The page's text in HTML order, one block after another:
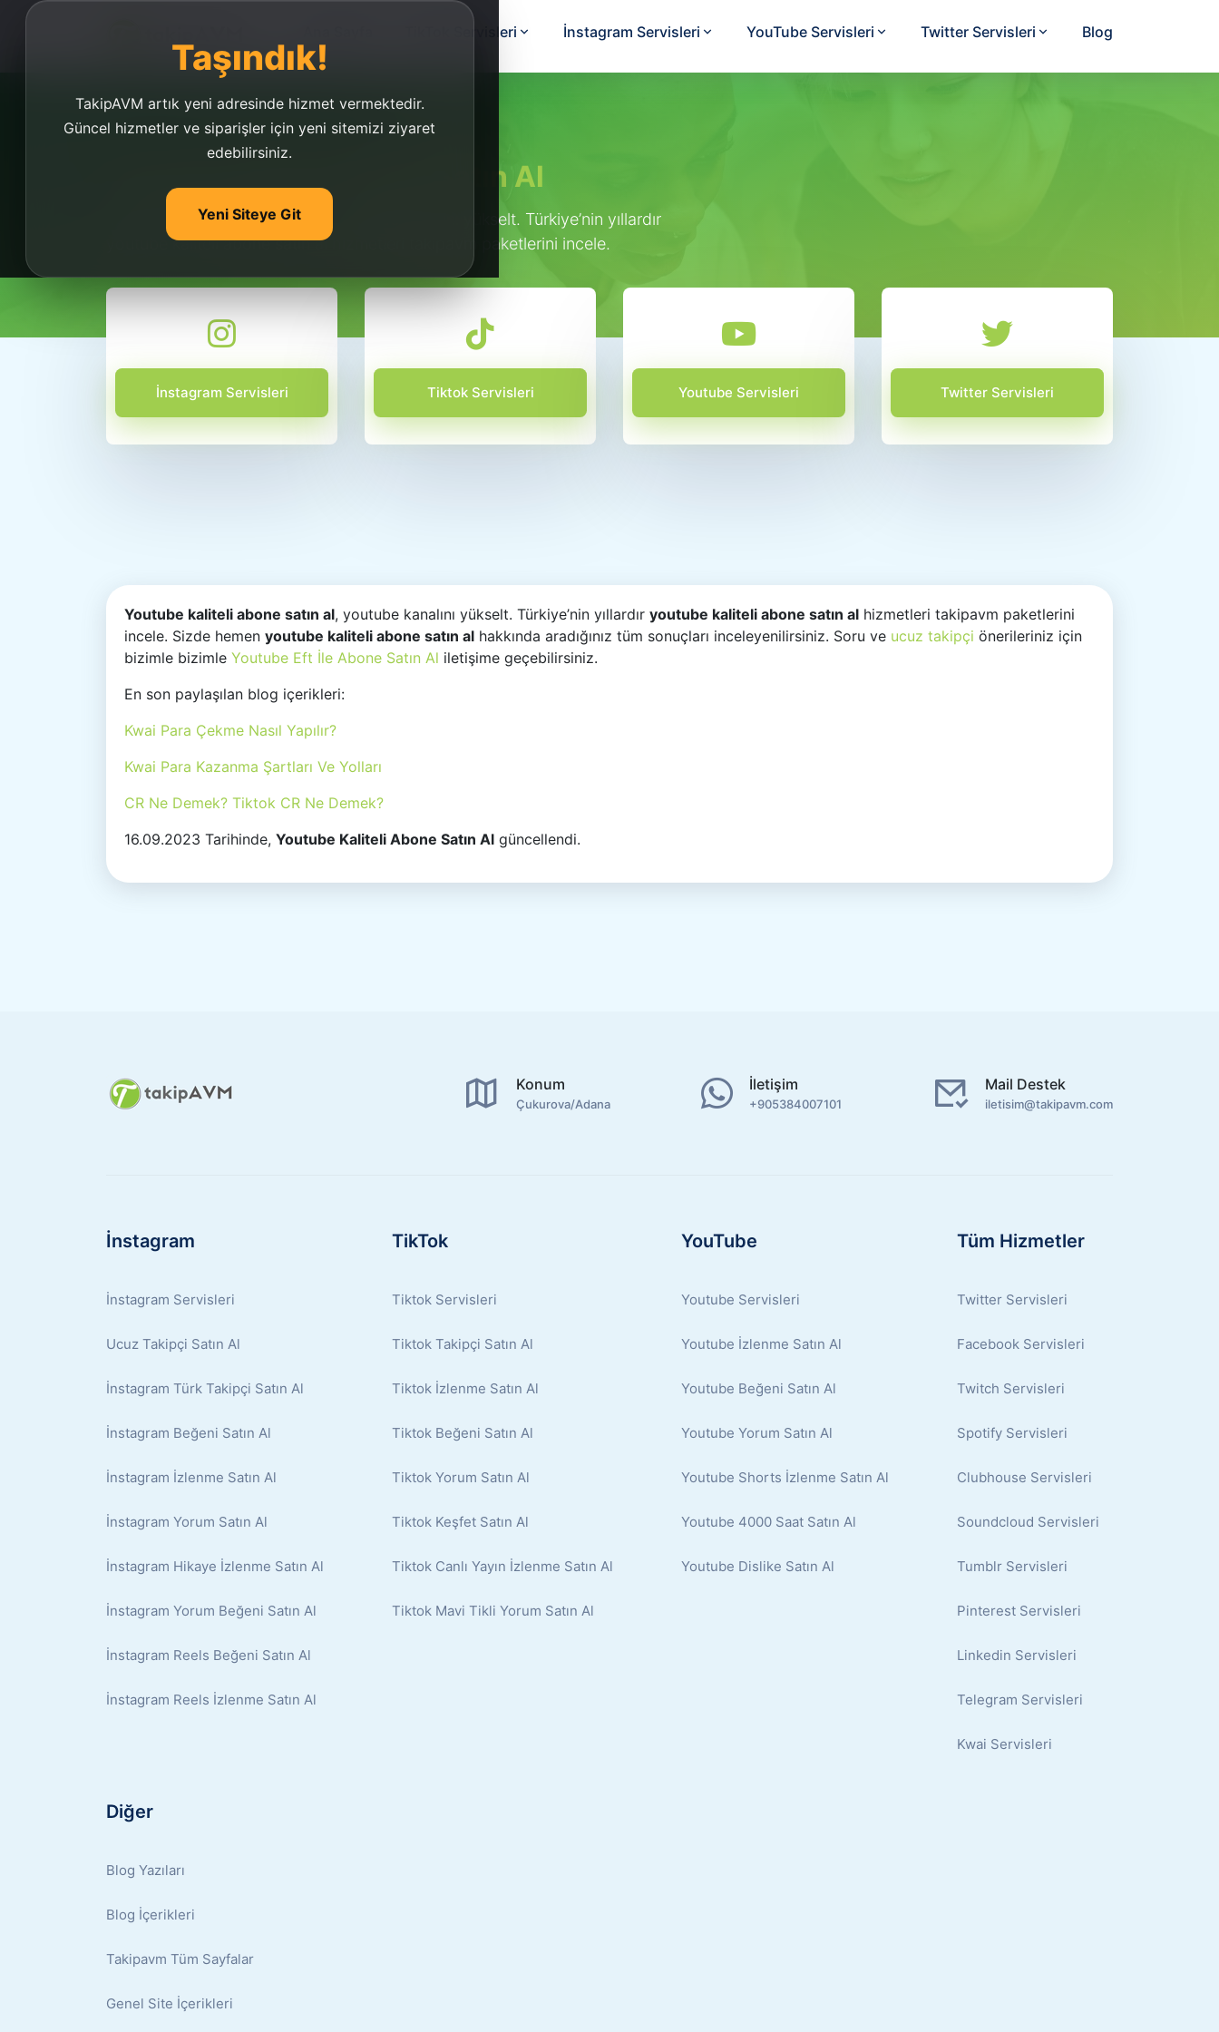
Taşındık!
TakipAVM artık yeni adresinde hizmet vermektedir.
Güncel hizmetler ve siparişler için yeni sitemizi ziyaret
edebilirsiniz.
Yeni Siteye Git
TikTok Servisleri İnstagram Servisleri YouTube Servisleri Twitter Servisleri Blog
Youtube Kaliteli Abone Satın Al
Youtube kaliteli abone satın al, youtube kanalını yükselt. Türkiye’nin yıllardır
youtube kaliteli abone satın al hizmetleri takipavm paketlerini incele.
İnstagram Servisleri Tiktok Servisleri Youtube Servisleri Twitter Servisleri
Youtube kaliteli abone satın al, youtube kanalını yükselt. Türkiye’nin yıllardır youtube kaliteli abone satın al hizmetleri takipavm paketlerini
incele. Sizde hemen youtube kaliteli abone satın al hakkında aradığınız tüm sonuçları inceleyenilirsiniz. Soru ve ucuz takipçi önerileriniz için
bizimle bizimle Youtube Eft İle Abone Satın Al iletişime geçebilirsiniz.
En son paylaşılan blog içerikleri:
Kwai Para Çekme Nasıl Yapılır?
Kwai Para Kazanma Şartları Ve Yolları
CR Ne Demek? Tiktok CR Ne Demek?
16.09.2023 Tarihinde, Youtube Kaliteli Abone Satın Al güncellendi.
Konum
Çukurova/Adana
İletişim
+905384007101
Mail Destek
iletisim@takipavm.com
İnstagram
İnstagram Servisleri
Ucuz Takipçi Satın Al
İnstagram Türk Takipçi Satın Al
İnstagram Beğeni Satın Al
İnstagram İzlenme Satın Al
İnstagram Yorum Satın Al
İnstagram Hikaye İzlenme Satın Al
İnstagram Yorum Beğeni Satın Al
İnstagram Reels Beğeni Satın Al
İnstagram Reels İzlenme Satın Al
TikTok
Tiktok Servisleri
Tiktok Takipçi Satın Al
Tiktok İzlenme Satın Al
Tiktok Beğeni Satın Al
Tiktok Yorum Satın Al
Tiktok Keşfet Satın Al
Tiktok Canlı Yayın İzlenme Satın Al
Tiktok Mavi Tikli Yorum Satın Al
YouTube
Youtube Servisleri
Youtube İzlenme Satın Al
Youtube Beğeni Satın Al
Youtube Yorum Satın Al
Youtube Shorts İzlenme Satın Al
Youtube 4000 Saat Satın Al
Youtube Dislike Satın Al
Tüm Hizmetler
Twitter Servisleri
Facebook Servisleri
Twitch Servisleri
Spotify Servisleri
Clubhouse Servisleri
Soundcloud Servisleri
Tumblr Servisleri
Pinterest Servisleri
Linkedin Servisleri
Telegram Servisleri
Kwai Servisleri
Diğer
Blog Yazıları
Blog İçerikleri
Takipavm Tüm Sayfalar
Genel Site İçerikleri